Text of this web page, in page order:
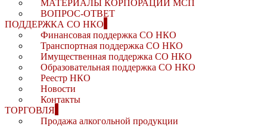
МАТЕРИАЛЫ КОРПОРАЦИИ МСП
ВОПРОС-ОТВЕТ
ПОДДЕРЖКА СО НКО
Финансовая поддержка СО НКО
Транспортная поддержка СО НКО
Имущественная поддержка СО НКО
Образовательная поддержка СО НКО
Реестр НКО
Новости
Контакты
ТОРГОВЛЯ
Продажа алкогольной продукции